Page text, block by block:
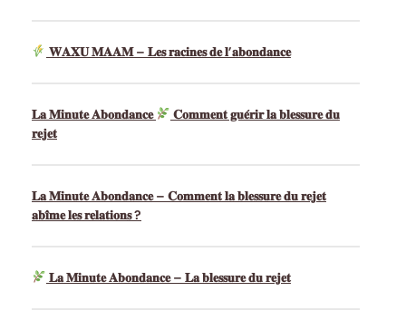
𝐖𝐀𝐗𝐔 𝐌𝐀𝐀𝐌 – 𝐋𝐞𝐬 𝐫𝐚𝐜𝐢𝐧𝐞𝐬 𝐝𝐞 𝐥’𝐚𝐛𝐨𝐧𝐝𝐚𝐧𝐜𝐞
𝐋𝐚 𝐌𝐢𝐧𝐮𝐭𝐞 𝐀𝐛𝐨𝐧𝐝𝐚𝐧𝐜𝐞
𝐂𝐨𝐦𝐦𝐞𝐧𝐭 𝐠𝐮𝐞́𝐫𝐢𝐫 𝐥𝐚 𝐛𝐥𝐞𝐬𝐬𝐮𝐫𝐞 𝐝𝐮
𝐫𝐞𝐣𝐞𝐭
𝐋𝐚 𝐌𝐢𝐧𝐮𝐭𝐞 𝐀𝐛𝐨𝐧𝐝𝐚𝐧𝐜𝐞 – 𝐂𝐨𝐦𝐦𝐞𝐧𝐭 𝐥𝐚 𝐛𝐥𝐞𝐬𝐬𝐮𝐫𝐞 𝐝𝐮 𝐫𝐞𝐣𝐞𝐭
𝐚𝐛𝐢̂𝐦𝐞 𝐥𝐞𝐬 𝐫𝐞𝐥𝐚𝐭𝐢𝐨𝐧𝐬 ?
𝐋𝐚 𝐌𝐢𝐧𝐮𝐭𝐞 𝐀𝐛𝐨𝐧𝐝𝐚𝐧𝐜𝐞 – 𝐋𝐚 𝐛𝐥𝐞𝐬𝐬𝐮𝐫𝐞 𝐝𝐮 𝐫𝐞𝐣𝐞𝐭